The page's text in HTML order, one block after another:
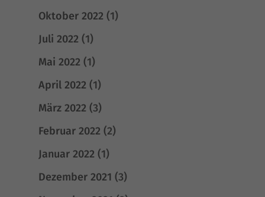
Oktober 2022 (1)
Juli 2022 (1)
Mai 2022 (1)
April 2022 (1)
März 2022 (3)
Februar 2022 (2)
Januar 2022 (1)
Dezember 2021 (3)